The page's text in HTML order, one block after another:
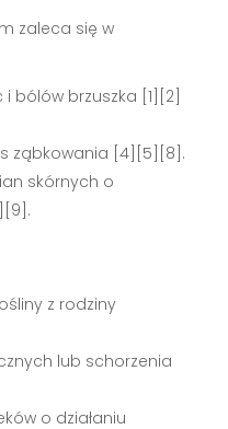
zaleca się w
bólów brzuszka [1][2]
ząbkowania [4][5][8].
skórnych o
z rodziny
lub schorzenia
o działaniu